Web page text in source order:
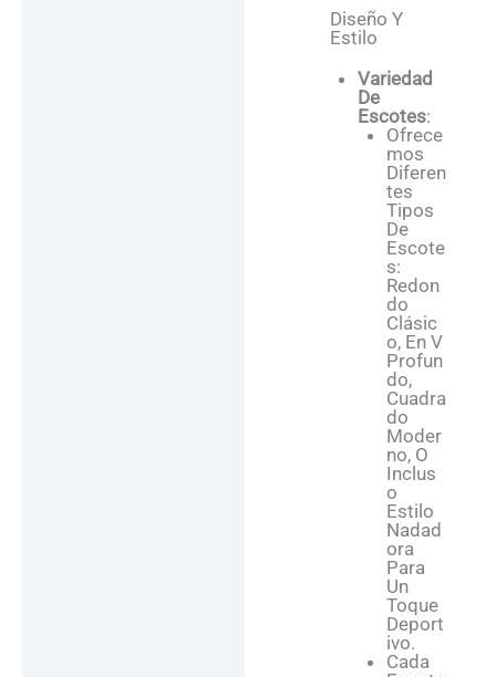
Diseño Y
Estilo
Variedad
De
Escotes:
Ofrece
Mos
Diferen
Tes
Tipos
De
Escote
S:
Redon
Do
Clásic
O, En V
Profun
Do,
Cuadra
Do
Moder
No, O
Inclus
O
Estilo
Nadad
Ora
Para
Un
Toque
Deport
Ivo.
Cada